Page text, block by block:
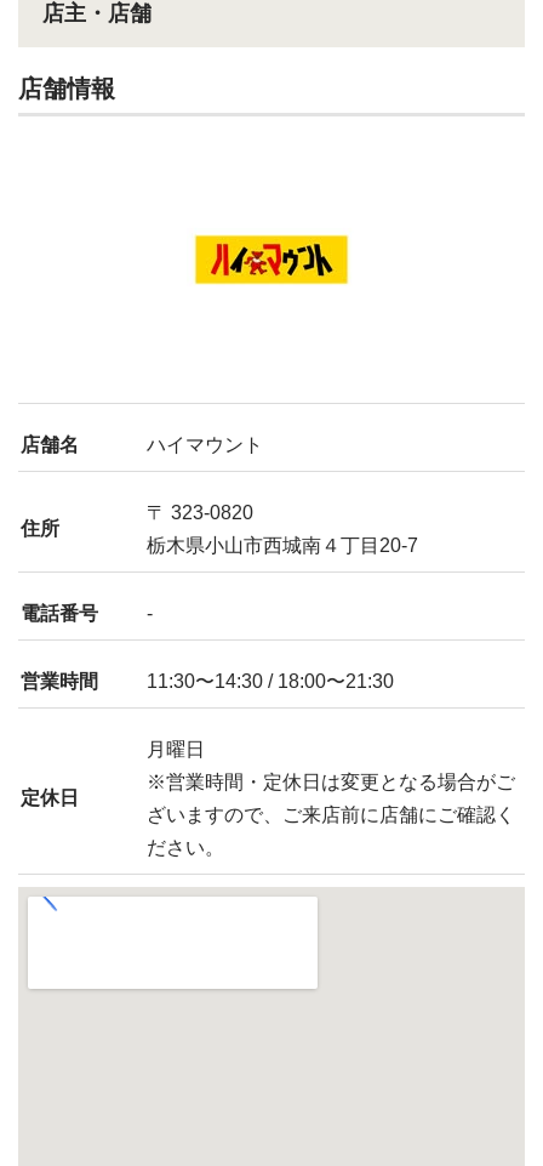
店主・店舗
店舗情報
店舗名 ハイマウント
住所
〒 323-0820
栃木県小山市西城南４丁目20-7
電話番号 -
営業時間 11:30〜14:30 / 18:00〜21:30
定休日
月曜日
※営業時間・定休日は変更となる場合がご
ざいますので、ご来店前に店舗にご確認く
ださい。